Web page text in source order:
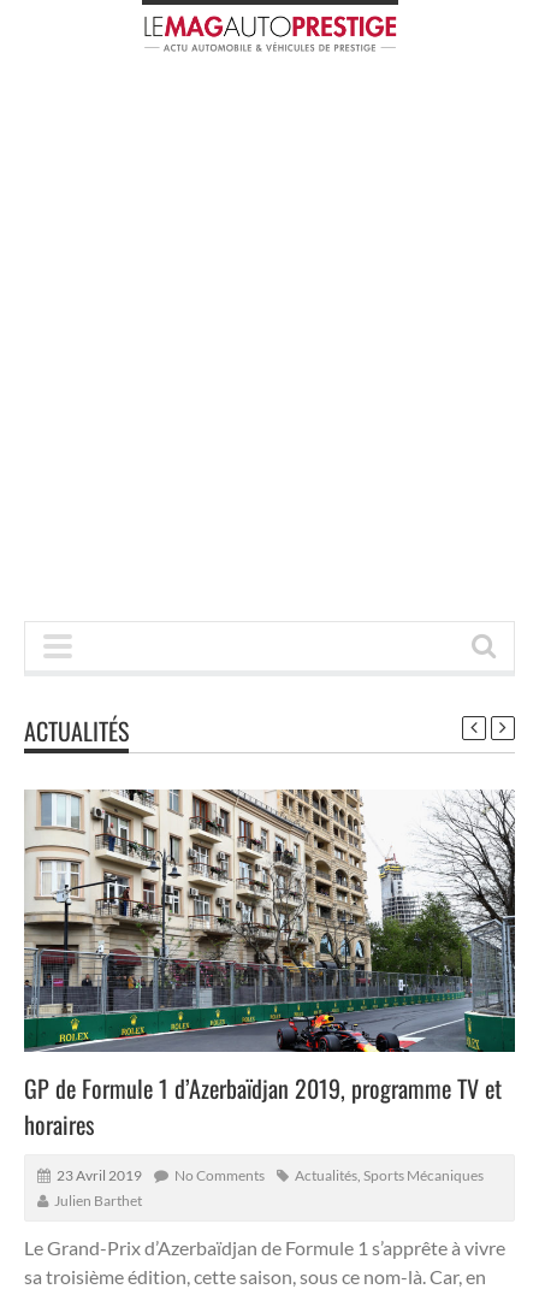
ACTUALITÉS
GP de Formule 1 d’Azerbaïdjan 2019, programme TV et
horaires
23 Avril 2019 No Comments Actualités Sports Mécaniques
Julien Barthet
Le Grand-Prix d’Azerbaïdjan de Formule 1 s’apprête à vivre
sa troisième édition, cette saison, sous ce nom-là. Car, en